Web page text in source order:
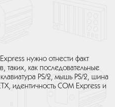
нужно отнести факт
таких, как последовательные
PS/2, мышь PS/2, шина
идентичность COM Express и